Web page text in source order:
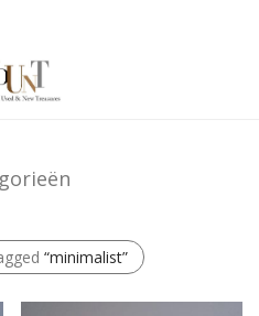
“minimalist”